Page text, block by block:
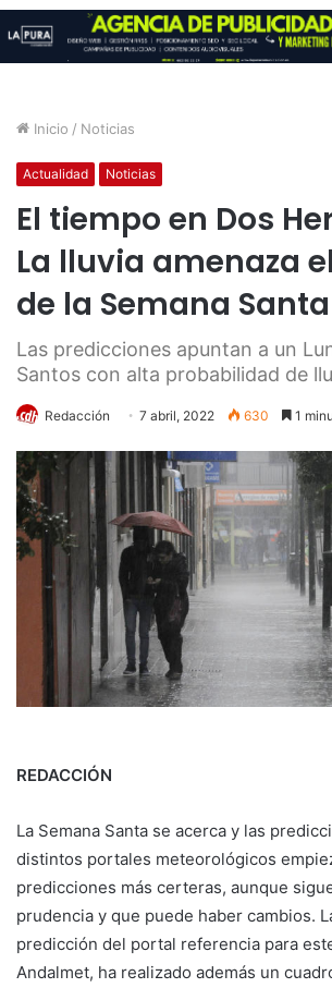
Inicio / Noticias
Actualidad Noticias
El tiempo en Dos
La lluvia amenaza
de la Semana Santa
Las predicciones apuntan a un
Santos con alta probabilidad de
Redacción 7 abril, 2022 630 1
REDACCIÓN
La Semana Santa se acerca y las
distintos portales meteorológicos
predicciones más certeras, aunque
prudencia y que puede haber cambios.
predicción del portal referencia para
Andalmet, ha realizado además un